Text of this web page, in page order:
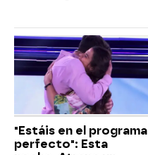
"Estáis en el programa
perfecto": Esta